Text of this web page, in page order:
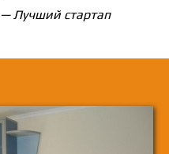
— Лучший стартап